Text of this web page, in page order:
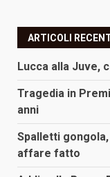
ARTICOLI
Lucca alla Juve,
Tragedia in
anni
Spalletti
affare fatto